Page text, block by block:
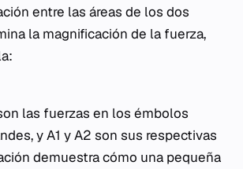
entre las áreas de los dos
la magnificación de la fuerza,
las fuerzas en los émbolos
y A1​ y A2​ son sus respectivas
demuestra cómo una pequeña